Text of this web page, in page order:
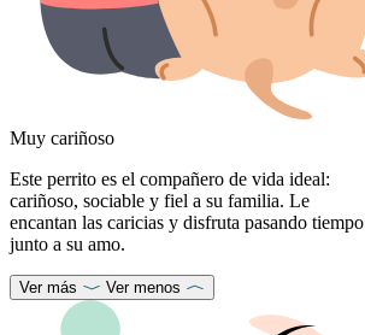
Muy cariñoso
Este perrito es el compañero de vida ideal:
cariñoso, sociable y fiel a su familia. Le
encantan las caricias y disfruta pasando tiempo
junto a su amo.
Ver más Ver menos